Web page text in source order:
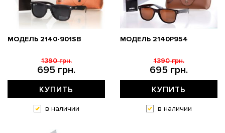
МОДЕЛЬ 2140-901SB
695 грн.
1390 грн.
КУПИТЬ
в наличии
МОДЕЛЬ 2140P954
695 грн.
1390 грн.
КУПИТЬ
в наличии